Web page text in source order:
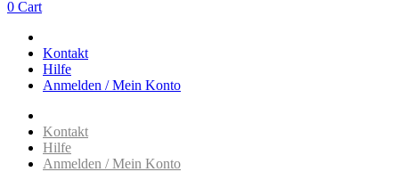
0 Cart
Kontakt
Hilfe
Anmelden / Mein Konto
Kontakt
Hilfe
Anmelden / Mein Konto